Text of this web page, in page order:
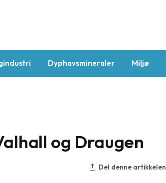
Dyphavsmineraler Miljø
og Draugen
Del denne artikkelen